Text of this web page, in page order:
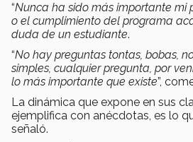
“Nunca ha sido más importante mi
o el cumplimiento del programa
duda de un estudiante.
“No hay preguntas tontas, bobas,
simples, cualquier pregunta, por
lo más importante que existe”,
La dinámica que expone en sus
ejemplifica con anécdotas, es lo
señaló.